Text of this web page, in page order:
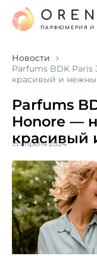
ПАРФЮМЕРИЯ И
Новости
Parfums BDK Paris
красивый и
Parfums
Honore —
красивый
15 апреля 2024